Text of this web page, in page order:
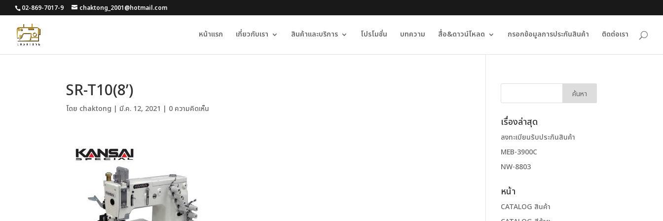
02-869-7017-9 chaktong_2001@hotmail.com
หน้าแรก เกี่ยวกับเรา สินค้าและบริการ โปรโมชั่น บทความ สื่อ&ดาวน์โหลด กรอกข้อมูลการประกันสินค้า ติดต่อเรา
SR-T10(8’)
โดย chaktong | มี.ค. 12, 2021 | 0 ความคิดเห็น
เรื่องล่าสุด
ลงทะเบียนรับประกันสินค้า
MEB-3900C
NW-8803
หน้า
CATALOG สินค้า